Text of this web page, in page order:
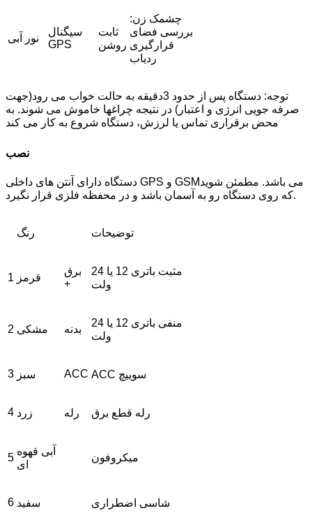
نور آبی
سیگنال
GPS
ثابت
روشن
چشمک زن:
بررسی فضای
قرارگیری
ردیاب
توجه: دستگاه پس از حدود 3دقیقه به حالت خواب می رود(جهت
صرفه جویی انرژی و اعتبار) در نتیجه چراغها خاموش می شوند. به
محض برقراری تماس یا لرزش، دستگاه شروع به کار می کند
نصب
دستگاه دارای آنتن های داخلی GPS و GSMمی باشد. مطمئن شوید
که روی دستگاه رو به آسمان باشد و در محفظه فلزی قرار نگیرد.
رنگ توضیحات
1 قرمز
برق
+
مثبت باتری 12 یا 24
ولت
2 مشکی بدنه
منفی باتری 12 یا 24
ولت
3 سبز ACC ACC سوییچ
4 زرد رله رله قطع برق
5
آبی قهوه
ای
میکروفون
6 سفید شاسی اضطراری